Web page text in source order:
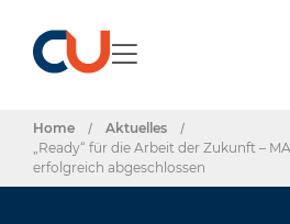
Home / Aktuelles
/
„Ready“ für die Arbeit der Zukunft –
erfolgreich abgeschlossen